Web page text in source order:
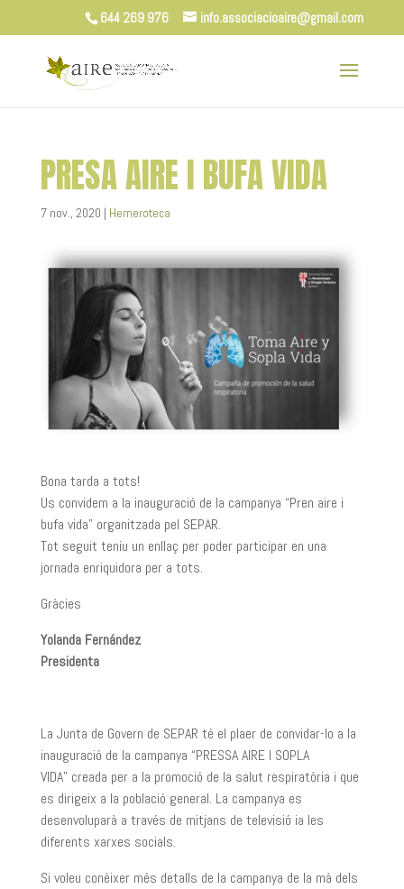
644 269 976 info.associacioaire@gmail.com
PRESA AIRE I BUFA VIDA
7 nov., 2020 | Hemeroteca
Bona tarda a tots!
Us convidem a la inauguració de la campanya “Pren aire i
bufa vida” organitzada pel SEPAR.
Tot seguit teniu un enllaç per poder participar en una
jornada enriquidora per a tots.
Gràcies
Yolanda Fernández
Presidenta
La Junta de Govern de SEPAR té el plaer de convidar-lo a la
inauguració de la campanya “PRESSA AIRE I SOPLA
VIDA” creada per a la promoció de la salut respiratòria i que
es dirigeix a la població general. La campanya es
desenvoluparà a través de mitjans de televisió ia les
diferents xarxes socials.
Si voleu conèixer més detalls de la campanya de la mà dels